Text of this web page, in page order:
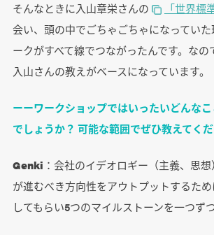
そんなときに入山章栄さんの 「世界標
会い、頭の中でごちゃごちゃになってい
ークがすべて線でつながったんです。なの
入山さんの教えがベースになっています。
ーーワークショップではいったいどんな
でしょうか？ 可能な範囲でぜひ教えてくだ
Genki ：会社のイデオロギー（主義、思
が進むべき方向性をアウトプットするた
してもらい5つのマイルストーンを一つず